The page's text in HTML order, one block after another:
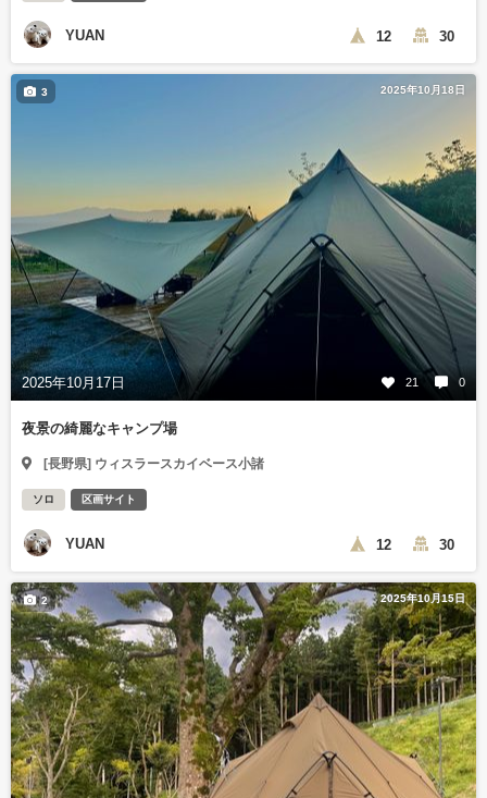
YUAN 12 30
2025年10月18日
2025年10月17日 21 0
3
夜景の綺麗なキャンプ場
[長野県] ウィスラースカイベース小諸
ソロ 区画サイト
YUAN 12 30
2025年10月15日
2